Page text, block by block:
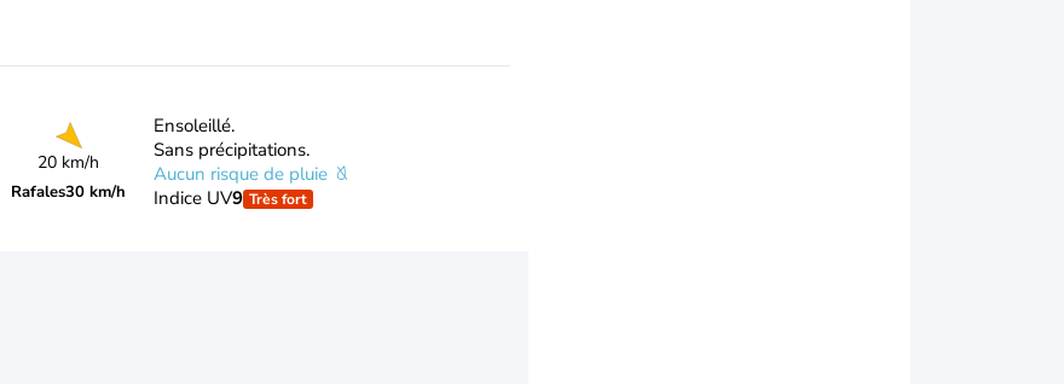
20 km/h
Rafales30 km/h
Ensoleillé.
Sans précipitations.
Aucun risque de pluie
Indice UV9 Très fort